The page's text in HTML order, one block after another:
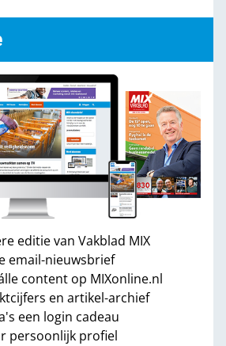
editie van Vakblad MIX
email-nieuwsbrief
content op MIXonline.nl
en artikel-archief
een login cadeau
persoonlijk profiel